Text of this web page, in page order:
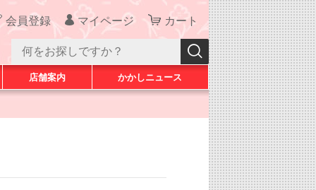
会員登録 マイページ カート
店舗案内 かかしニュース